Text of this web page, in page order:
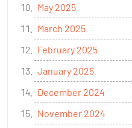
May 2025
March 2025
February 2025
January 2025
December 2024
November 2024